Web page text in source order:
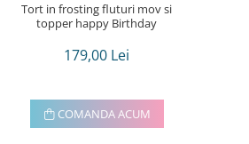
Tort in frosting fluturi mov si
topper happy Birthday
179,00 Lei
COMANDA ACUM